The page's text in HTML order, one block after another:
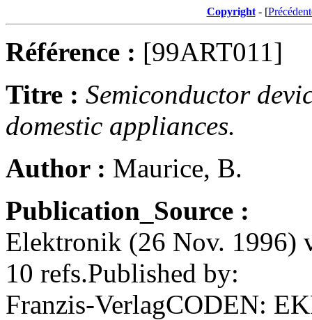
Copyright- [
Référence : [99ART011]
Titre : Semiconductor
domestic appliances.
Author : Maurice, B.
Publication_Source :
Elektronik (26 Nov. 1996)
10 refs.Published by:
Franzis-VerlagCODEN: